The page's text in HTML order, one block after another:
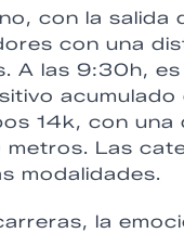
con la
con una
A las 9:30h,
14k, con
Las
modalidades.
la